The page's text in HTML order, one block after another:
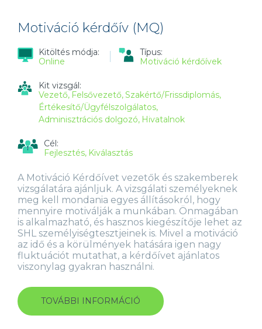
MOTIVÁCIÓ
KÉRDŐÍV
(MQ)
ÉRTÉKESÍTŐK
KAPCSOLATOSAN
Motiváció kérdőív (MQ)
Kitöltés módja:
Online
Típus:
Motiváció kérdőívek
Kit vizsgál:
Vezető Felsővezető Szakértő/Frissdiplomás
Értékesítő/Ügyfélszolgálatos
Adminisztrációs dolgozó Hivatalnok
Cél:
Fejlesztés Kiválasztás
A Motiváció Kérdőívet vezetők és szakemberek
vizsgálatára ajánljuk. A vizsgálati személyeknek
meg kell mondania egyes állításokról, hogy
mennyire motiválják a munkában. Önmagában
is alkalmazható, és hasznos kiegészítője lehet az
SHL személyiségtesztjeinek is. Mivel a motiváció
az idő és a körülmények hatására igen nagy
fluktuációt mutathat, a kérdőívet ajánlatos
viszonylag gyakran használni.
TOVÁBBI INFORMÁCIÓ MOTIVÁCIÓ
KÉRDŐÍV